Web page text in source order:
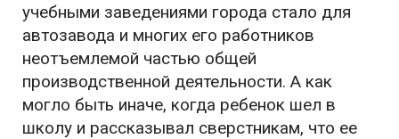
учебными заведениями города стало для
автозавода и многих его работников
неотъемлемой частью общей
производственной деятельности. А как
могло быть иначе, когда ребенок шел в
школу и рассказывал сверстникам, что ее